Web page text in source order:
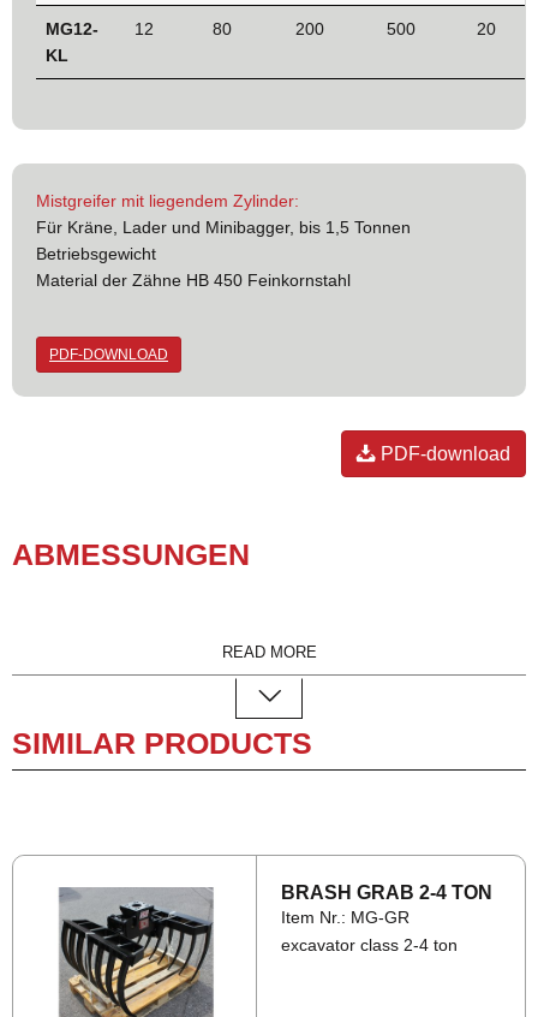
MG12-
KL
12 80 200 500 20
Mistgreifer mit liegendem Zylinder:
Für Kräne, Lader und Minibagger, bis 1,5 Tonnen
Betriebsgewicht
Material der Zähne HB 450 Feinkornstahl
PDF-DOWNLOAD
PDF-download
ABMES­SUN­GEN
A
READ MORE
SIMILAR PRODUCTS
BRASH GRAB 2-4 TON
Item Nr.: MG-GR
excavator class 2-4 ton